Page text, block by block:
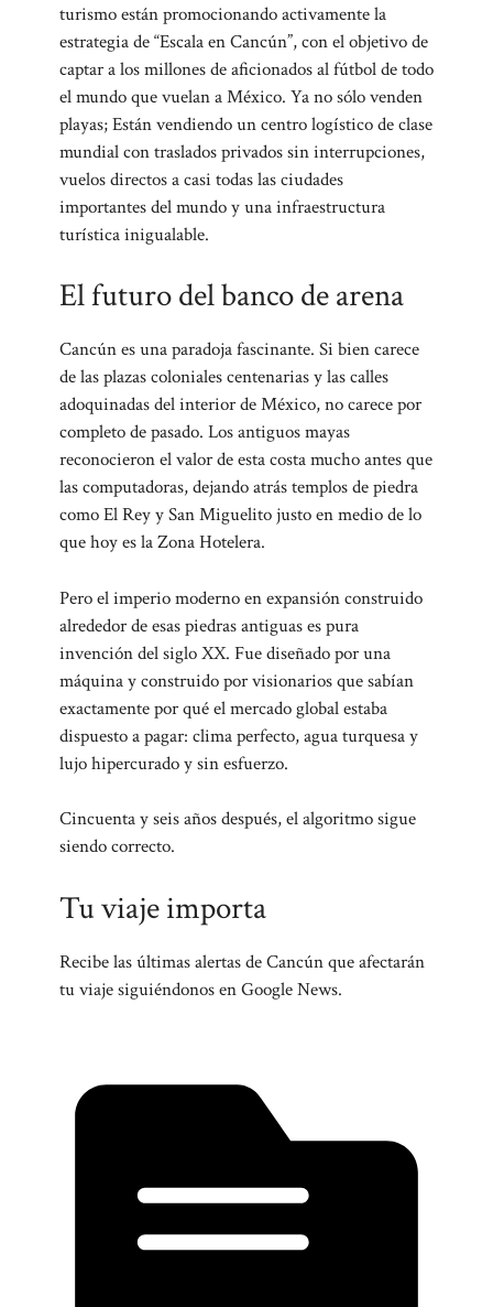
turismo están promocionando activamente la
estrategia de “Escala en Cancún”, con el objetivo de
captar a los millones de aficionados al fútbol de todo
el mundo que vuelan a México. Ya no sólo venden
playas; Están vendiendo un centro logístico de clase
mundial con traslados privados sin interrupciones,
vuelos directos a casi todas las ciudades
importantes del mundo y una infraestructura
turística inigualable.
El futuro del banco de arena
Cancún es una paradoja fascinante. Si bien carece
de las plazas coloniales centenarias y las calles
adoquinadas del interior de México, no carece por
completo de pasado. Los antiguos mayas
reconocieron el valor de esta costa mucho antes que
las computadoras, dejando atrás templos de piedra
como El Rey y San Miguelito justo en medio de lo
que hoy es la Zona Hotelera.
Pero el imperio moderno en expansión construido
alrededor de esas piedras antiguas es pura
invención del siglo XX. Fue diseñado por una
máquina y construido por visionarios que sabían
exactamente por qué el mercado global estaba
dispuesto a pagar: clima perfecto, agua turquesa y
lujo hipercurado y sin esfuerzo.
Cincuenta y seis años después, el algoritmo sigue
siendo correcto.
Tu viaje importa
Recibe las últimas alertas de Cancún que afectarán
tu viaje siguiéndonos en Google News.